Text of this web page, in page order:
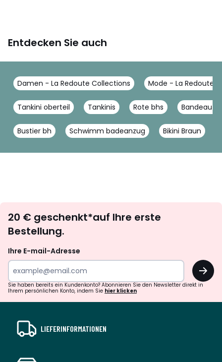
Entdecken Sie auch
Damen - La Redoute Collections Mode - La Redoute
Tankini oberteil Tankinis Rote bhs Bandeau
Bustier bh Schwimm badeanzug Bikini Braun
abonnieren
20 € geschenkt*auf Ihre erste
Bestellung.
Ihre E-mail-Adresse
OK
Sie haben bereits ein Kundenkonto? Abonnieren Sie den Newsletter direkt in
Ihrem persönlichen Konto, indem Sie hier klicken
LIEFERINFORMATIONEN